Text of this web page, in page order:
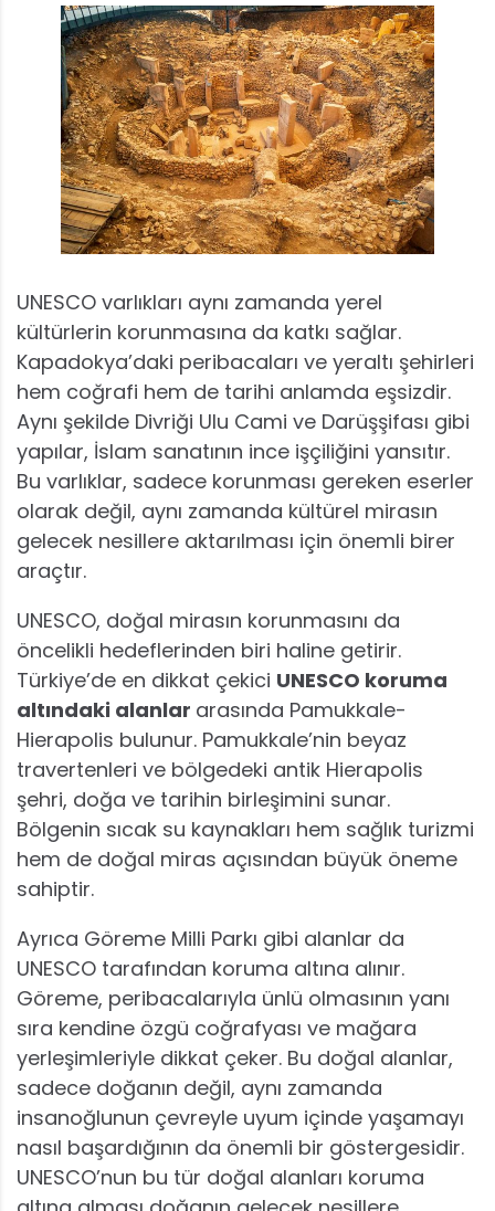
UNESCO varlıkları aynı zamanda yerel
kültürlerin korunmasına da katkı sağlar.
Kapadokya’daki peribacaları ve yeraltı şehirleri
hem coğrafi hem de tarihi anlamda eşsizdir.
Aynı şekilde Divriği Ulu Cami ve Darüşşifası gibi
yapılar, İslam sanatının ince işçiliğini yansıtır.
Bu varlıklar, sadece korunması gereken eserler
olarak değil, aynı zamanda kültürel mirasın
gelecek nesillere aktarılması için önemli birer
araçtır.
UNESCO, doğal mirasın korunmasını da
öncelikli hedeflerinden biri haline getirir.
Türkiye’de en dikkat çekici UNESCO koruma
altındaki alanlar arasında Pamukkale-
Hierapolis bulunur. Pamukkale’nin beyaz
travertenleri ve bölgedeki antik Hierapolis
şehri, doğa ve tarihin birleşimini sunar.
Bölgenin sıcak su kaynakları hem sağlık turizmi
hem de doğal miras açısından büyük öneme
sahiptir.
Ayrıca Göreme Milli Parkı gibi alanlar da
UNESCO tarafından koruma altına alınır.
Göreme, peribacalarıyla ünlü olmasının yanı
sıra kendine özgü coğrafyası ve mağara
yerleşimleriyle dikkat çeker. Bu doğal alanlar,
sadece doğanın değil, aynı zamanda
insanoğlunun çevreyle uyum içinde yaşamayı
nasıl başardığının da önemli bir göstergesidir.
UNESCO’nun bu tür doğal alanları koruma